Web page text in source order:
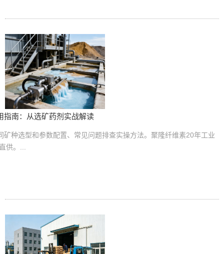
指南：从选矿药剂实战解读
种选型和参数配置、常见问题排查实操方法。聚隆纤维素20年工业
供。...